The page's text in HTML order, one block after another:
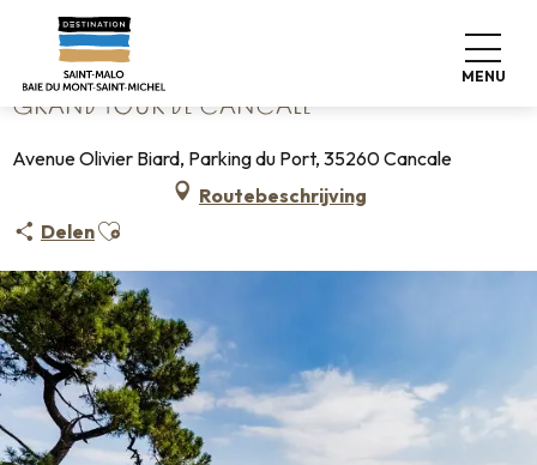
contenu
principal
MENU
Home Grand Tour de Cancale
GRAND TOUR DE CANCALE
Avenue Olivier Biard, Parking du Port, 35260 Cancale
Routebeschrijving
DelenAjouter aux favoris